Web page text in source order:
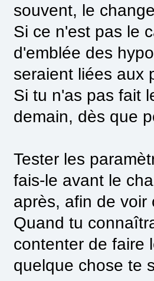
souvent, le
Si ce n'est pas le
d'emblée des
seraient liées aux
Si tu n'as pas fait
demain, dès que
Tester les
fais-le avant le
après, afin de voir
Quand tu
contenter de faire
quelque chose te